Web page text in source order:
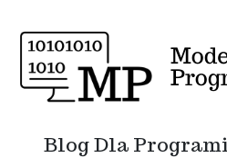
Blog Dla